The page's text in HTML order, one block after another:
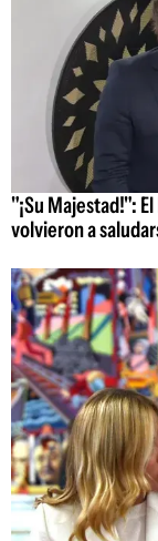
"¡Su Majestad!":
volvieron a